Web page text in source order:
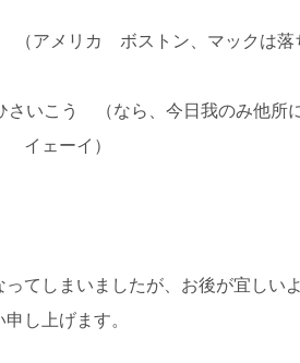
アメリカ ボストン、マックは落
さいこう （なら、今日我のみ他所
ェーイ）
てしまいましたが、お後が宜しいよ
し上げます。